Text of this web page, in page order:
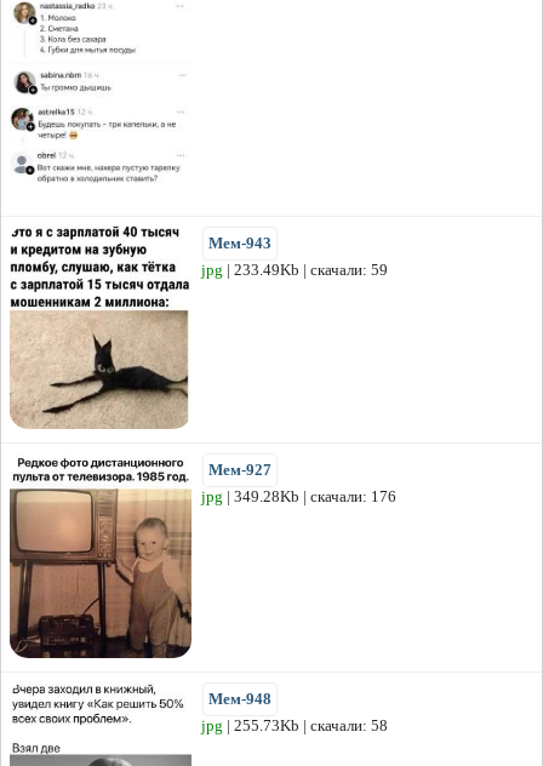
Мем-943
jpg | 233.49Kb | скачали: 59
Мем-927
jpg | 349.28Kb | скачали: 176
Мем-948
jpg | 255.73Kb | скачали: 58